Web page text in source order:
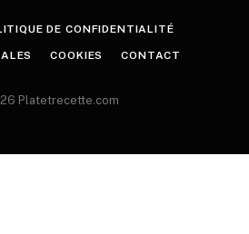
DE CONFIDENTIALITÉ
COOKIES CONTACT
Platetrecette.com